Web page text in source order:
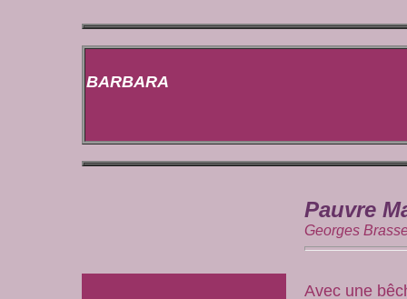
BARBARA
Pauvre
Georges
Avec une